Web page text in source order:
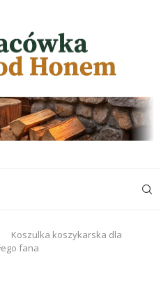
Koszulka koszykarska dla
fana